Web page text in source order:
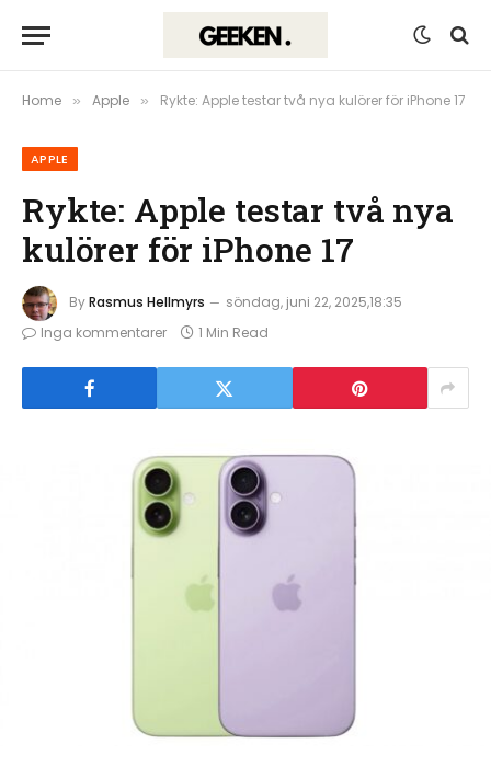
Home » Apple » Rykte: Apple testar två nya kulörer för iPhone 17
APPLE
Rykte: Apple testar två nya
kulörer för iPhone 17
ByRasmus Hellmyrs
söndag, juni 22, 2025,18:35
Inga kommentarer
1 Min Read